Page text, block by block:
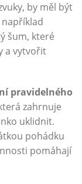
by měl být
šum, které
a vytvořit
pravidelného
zahrnuje
uklidnit.
pohádku
pomáhají